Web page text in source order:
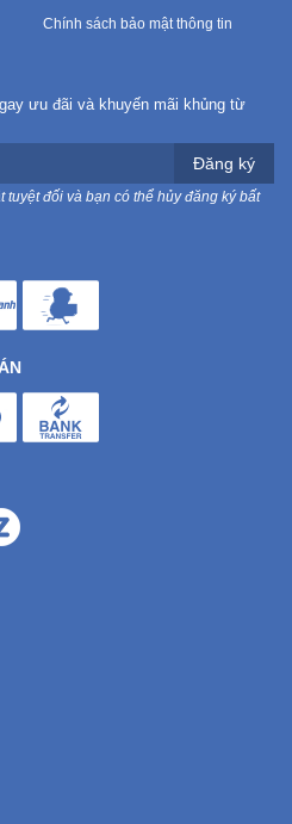
Chính sách bảo mật thông tin
ưu đãi và khuyến mãi khủng từ
Đăng ký
tuyệt đối và bạn có thể hủy đăng ký bất